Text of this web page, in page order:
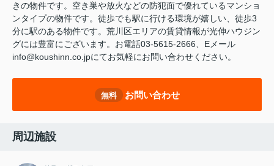
きの物件です。空き巣や放火などの防犯面で優れているマンショ
ンタイプの物件です。徒歩でも駅に行ける環境が嬉しい、徒歩3
分に駅のある物件です。荒川区エリアの賃貸情報が光伸ハウジン
グには豊富にございます。お電話03-5615-2666、Eメール
info@koushinn.co.jpにてお気軽にお問い合わせください。
無料 お問い合わせ
周辺施設